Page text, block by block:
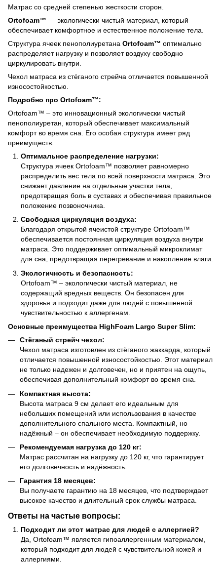
Матрас со средней степенью жесткости сторон.
Ortofoam™ — экологически чистый материал, который
обеспечивает комфортное и естественное положение тела.
Структура ячеек пенополиуретана Ortofoam™ оптимально
распределяет нагрузку и позволяет воздуху свободно
циркулировать внутри.
Чехол матраса из стёганого стрейча отличается повышенной
износостойкостью.
Подробно про Ortofoam™:
Ortofoam™ – это инновационный экологически чистый
пенополиуретан, который обеспечивает максимальный
комфорт во время сна. Его особая структура имеет ряд
преимуществ:
Оптимальное распределение нагрузки:
Структура ячеек Ortofoam™ позволяет равномерно
распределить вес тела по всей поверхности матраса. Это
снижает давление на отдельные участки тела,
предотвращая боль в суставах и обеспечивая правильное
положение позвоночника.
Свободная циркуляция воздуха:
Благодаря открытой ячеистой структуре Ortofoam™
обеспечивается постоянная циркуляция воздуха внутри
матраса. Это поддерживает оптимальный микроклимат
для сна, предотвращая перегревание и накопление влаги.
Экологичность и безопасность:
Ortofoam™ – экологически чистый материал, не
содержащий вредных веществ. Он безопасен для
здоровья и подходит даже для людей с повышенной
чувствительностью к аллергенам.
Основные преимущества HighFoam Largo Super Slim:
Стёганый стрейч чехол:
Чехол матраса изготовлен из стёганого жаккарда, который
отличается повышенной износостойкостью. Этот материал
не только надежен и долговечен, но и приятен на ощупь,
обеспечивая дополнительный комфорт во время сна.
Компактная высота:
Высота матраса 9 см делает его идеальным для
небольших помещений или использования в качестве
дополнительного спального места. Компактный, но
надёжный – он обеспечивает необходимую поддержку.
Рекомендуемая нагрузка до 120 кг:
Матрас рассчитан на нагрузку до 120 кг, что гарантирует
его долговечность и надёжность.
Гарантия 18 месяцев:
Вы получаете гарантию на 18 месяцев, что подтверждает
высокое качество и длительный срок службы матраса.
Ответы на частые вопросы:
Подходит ли этот матрас для людей с аллергией?
Да, Ortofoam™ является гипоаллергенным материалом,
который подходит для людей с чувствительной кожей и
аллергиями.